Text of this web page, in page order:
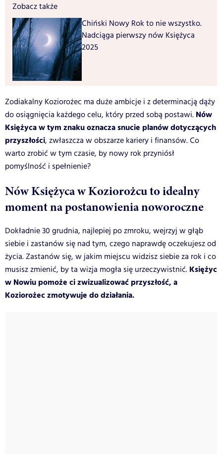
Zobacz także
Chiński Nowy Rok to nie wszystko.
Nadciąga pierwszy nów Księżyca
2025
Zodiakalny Koziorożec ma duże ambicje i z determinacją dąży
do osiągnięcia każdego celu, który przed sobą postawi. Nów
Księżyca w tym znaku oznacza snucie planów dotyczących
przyszłości, zwłaszcza w obszarze kariery i finansów. Co
warto zrobić w tym czasie, by nowy rok przyniósł
pomyślność i spełnienie?
Nów Księżyca w Koziorożcu to idealny
moment na postanowienia noworoczne
Dokładnie 30 grudnia, najlepiej po zmroku, wejrzyj w głąb
siebie i zastanów się nad tym, czego naprawdę oczekujesz od
życia. Zastanów się, w jakim miejscu widzisz siebie za rok i co
musisz zmienić, by ta wizja mogła się urzeczywistnić. Księżyc
w Nowiu pomoże ci zwizualizować przyszłość, a
Koziorożec zmotywuje do działania.